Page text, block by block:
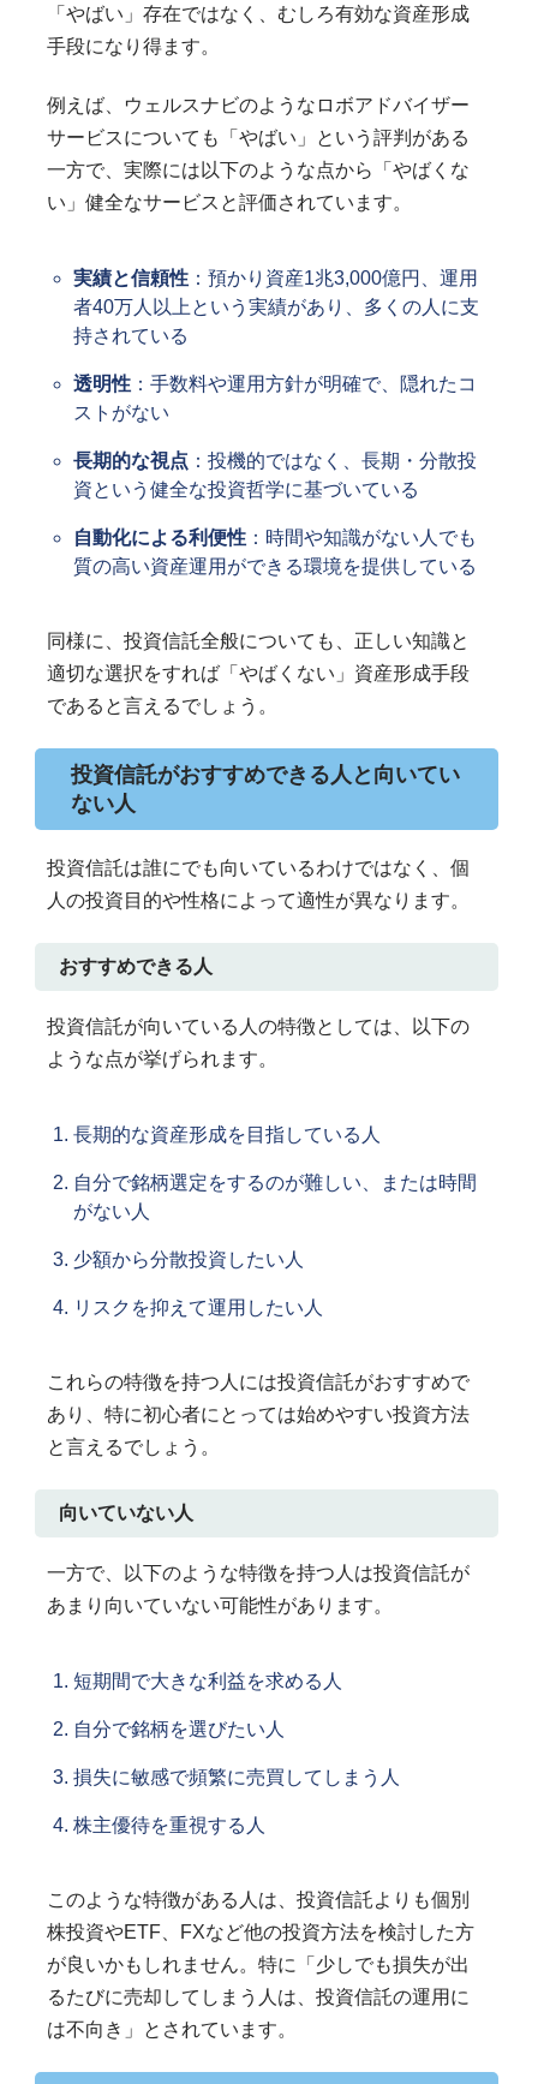
「やばい」存在ではなく、むしろ有効な資産形成
手段になり得ます。
例えば、ウェルスナビのようなロボアドバイザー
サービスについても「やばい」という評判がある
一方で、実際には以下のような点から「やばくな
い」健全なサービスと評価されています。
実績と信頼性：預かり資産1兆3,000億円、運用
者40万人以上という実績があり、多くの人に支
持されている
透明性：手数料や運用方針が明確で、隠れたコ
ストがない
長期的な視点 ：投機的ではなく、長期・分散投
資という健全な投資哲学に基づいている
自動化による利便性：時間や知識がない人でも
質の高い資産運用ができる環境を提供している
同様に、投資信託全般についても、正しい知識と
適切な選択をすれば「やばくない」資産形成手段
であると言えるでしょう。
投資信託がおすすめできる人と向いてい
ない人
投資信託は誰にでも向いているわけではなく、個
人の投資目的や性格によって適性が異なります。
おすすめできる人
投資信託が向いている人の特徴としては、以下の
ような点が挙げられます。
長期的な資産形成を目指している人
自分で銘柄選定をするのが難しい、または時間
がない人
少額から分散投資したい人
リスクを抑えて運用したい人
これらの特徴を持つ人には投資信託がおすすめで
あり、特に初心者にとっては始めやすい投資方法
と言えるでしょう。
向いていない人
一方で、以下のような特徴を持つ人は投資信託が
あまり向いていない可能性があります。
短期間で大きな利益を求める人
自分で銘柄を選びたい人
損失に敏感で頻繁に売買してしまう人
株主優待を重視する人
このような特徴がある人は、投資信託よりも個別
株投資やETF、FXなど他の投資方法を検討した方
が良いかもしれません。特に「少しでも損失が出
るたびに売却してしまう人は、投資信託の運用に
は不向き」とされています。